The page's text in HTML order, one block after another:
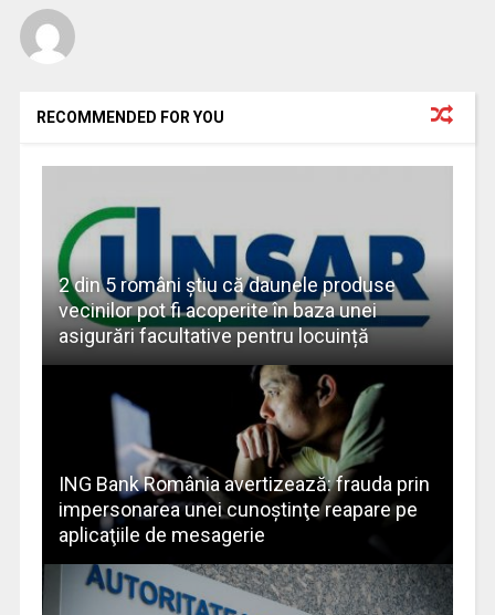
RECOMMENDED FOR YOU
2 din 5 români știu că daunele produse
vecinilor pot fi acoperite în baza unei
asigurări facultative pentru locuință
ING Bank România avertizează: frauda prin
impersonarea unei cunoştinţe reapare pe
aplicaţiile de mesagerie